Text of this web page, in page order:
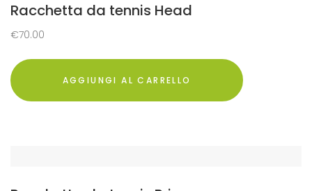
Racchetta da tennis Head
€70.00
AGGIUNGI AL CARRELLO